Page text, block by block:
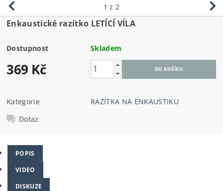
1 z 2
Enkaustické razítko LETÍCÍ VÍLA
Dostupnost Skladem
369 Kč
Kategorie
RAZÍTKA NA ENKAUSTIKU
Dotaz
POPIS
VIDEO
DISKUZE